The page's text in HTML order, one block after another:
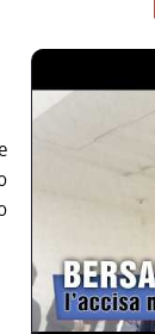
venerdì 27 agosto 2021
nucleare